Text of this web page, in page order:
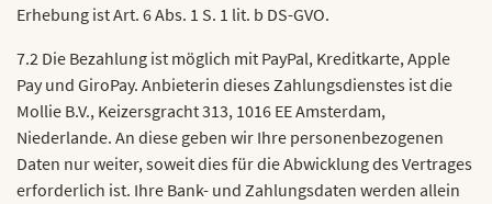
Erhebung ist Art. 6 Abs. 1 S. 1 lit. b DS-GVO.
7.2 Die Bezahlung ist möglich mit PayPal, Kreditkarte, Apple
Pay und GiroPay. Anbieterin dieses Zahlungsdienstes ist die
Mollie B.V., Keizersgracht 313, 1016 EE Amsterdam,
Niederlande. An diese geben wir Ihre personenbezogenen
Daten nur weiter, soweit dies für die Abwicklung des Vertrages
erforderlich ist. Ihre Bank- und Zahlungsdaten werden allein